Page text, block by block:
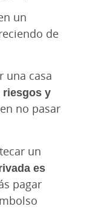
un
de
una casa
riesgos y
no pasar
un
es
pagar